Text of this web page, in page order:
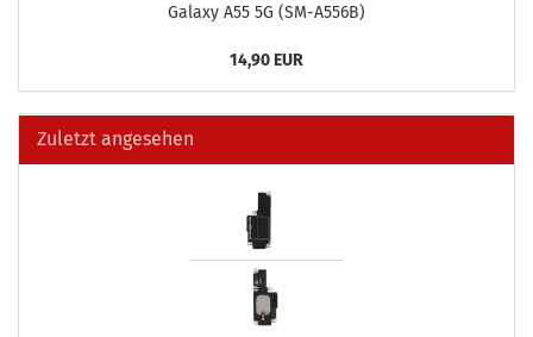
Ga­la­xy A55 5G (SM-​A556B)
14,90 EUR
Zuletzt angesehen